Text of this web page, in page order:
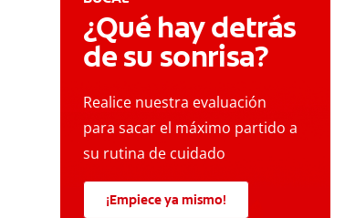
¿Qué hay detrás
de su sonrisa?
Realice nuestra evaluación
para sacar el máximo partido a
su rutina de cuidado
¡Empiece ya mismo!